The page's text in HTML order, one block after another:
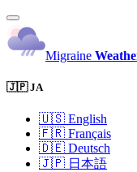
Migraine
🇯🇵 JA
🇺🇸 English
🇫🇷 Français
🇩🇪 Deutsch
🇯🇵 日本語